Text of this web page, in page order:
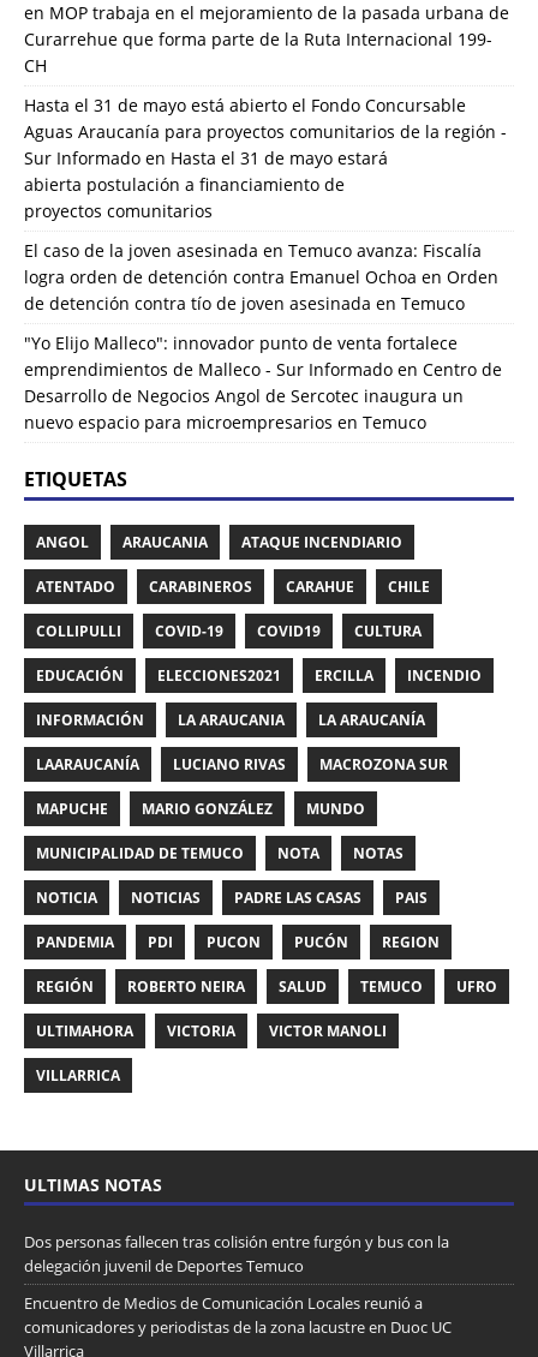
en MOP trabaja en el mejoramiento de la pasada urbana de
Curarrehue que forma parte de la Ruta Internacional 199-
CH
Hasta el 31 de mayo está abierto el Fondo Concursable
Aguas Araucanía para proyectos comunitarios de la región -
Sur Informado en Hasta el 31 de mayo estará
abierta postulación a financiamiento de
proyectos comunitarios
El caso de la joven asesinada en Temuco avanza: Fiscalía
logra orden de detención contra Emanuel Ochoa en Orden
de detención contra tío de joven asesinada en Temuco
"Yo Elijo Malleco": innovador punto de venta fortalece
emprendimientos de Malleco - Sur Informado en Centro de
Desarrollo de Negocios Angol de Sercotec inaugura un
nuevo espacio para microempresarios en Temuco
ETIQUETAS
ANGOL ARAUCANIA ATAQUE INCENDIARIO
ATENTADO CARABINEROS CARAHUE CHILE
COLLIPULLI COVID-19 COVID19 CULTURA
EDUCACIÓN ELECCIONES2021 ERCILLA INCENDIO
INFORMACIÓN LA ARAUCANIA LA ARAUCANÍA
LAARAUCANÍA LUCIANO RIVAS MACROZONA SUR
MAPUCHE MARIO GONZÁLEZ MUNDO
MUNICIPALIDAD DE TEMUCO NOTA NOTAS
NOTICIA NOTICIAS PADRE LAS CASAS PAIS
PANDEMIA PDI PUCON PUCÓN REGION
REGIÓN ROBERTO NEIRA SALUD TEMUCO UFRO
ULTIMAHORA VICTORIA VICTOR MANOLI
VILLARRICA
ULTIMAS NOTAS
Dos personas fallecen tras colisión entre furgón y bus con la
delegación juvenil de Deportes Temuco
Encuentro de Medios de Comunicación Locales reunió a
comunicadores y periodistas de la zona lacustre en Duoc UC
Villarrica